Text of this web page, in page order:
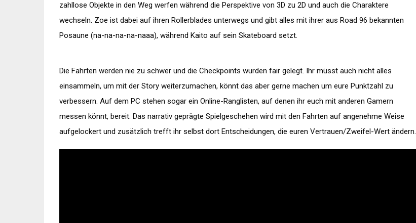
zahllose Objekte in den Weg werfen während die Perspektive von 3D zu 2D und auch die Charaktere
wechseln. Zoe ist dabei auf ihren Rollerblades unterwegs und gibt alles mit ihrer aus Road 96 bekannten
Posaune (na-na-na-na-naaa), während Kaito auf sein Skateboard setzt.
Die Fahrten werden nie zu schwer und die Checkpoints wurden fair gelegt. Ihr müsst auch nicht alles
einsammeln, um mit der Story weiterzumachen, könnt das aber gerne machen um eure Punktzahl zu
verbessern. Auf dem PC stehen sogar ein Online-Ranglisten, auf denen ihr euch mit anderen Gamern
messen könnt, bereit. Das narrativ geprägte Spielgeschehen wird mit den Fahrten auf angenehme Weise
aufgelockert und zusätzlich trefft ihr selbst dort Entscheidungen, die euren Vertrauen/Zweifel-Wert ändern.